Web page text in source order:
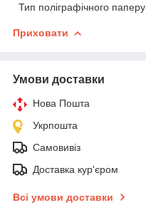
Тип поліграфічного паперу
Приховати
Умови доставки
Нова Пошта
Укрпошта
Самовивіз
Доставка кур'єром
Всі умови доставки